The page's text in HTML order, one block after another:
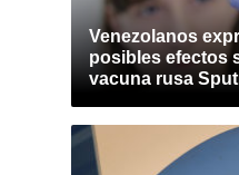
Venezolanos
posibles efectos
vacuna rusa